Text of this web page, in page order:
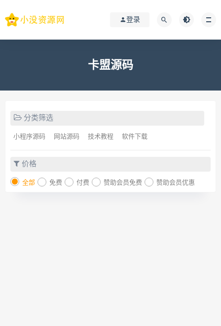
登录
卡盟源码
分类筛选
小程序源码 网站源码 技术教程 软件下载
价格
全部 免费 付费 赞助会员免费 赞助会员优惠